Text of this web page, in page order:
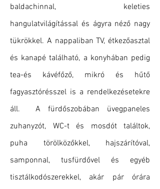
baldachinnal, keleties
hangulatvilágítással és ágyra néző nagy
tükrökkel. A nappaliban TV, étkezőasztal
és kanapé található, a konyhában pedig
tea-és kávéfőző, mikró és hűtő
fagyasztórésszel is a rendelkezésetekre
áll. A fürdőszobában üvegpaneles
zuhanyzót, WC-t és mosdót találtok,
puha törölközőkkel, hajszárítóval,
samponnal, tusfürdővel és egyéb
tisztálkodószerekkel, akár pár órára